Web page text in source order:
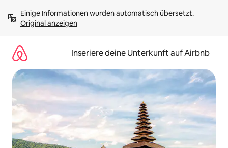
Inhalten
springenOriginal anzeigen
Inseriere deine Unterkunft auf Airbnb